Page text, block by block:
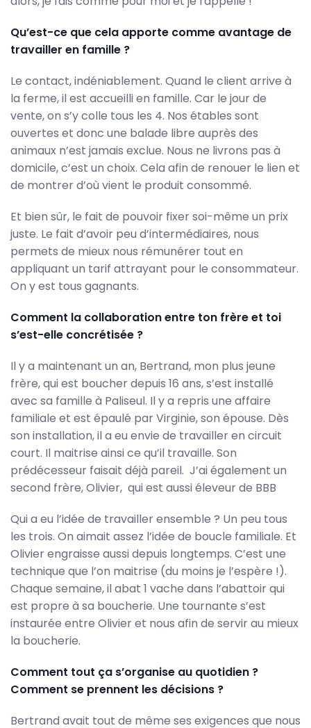
Qu’est-ce que cela apporte comme avantage de
travailler en famille ?
Le contact, indéniablement. Quand le client arrive à
la ferme, il est accueilli en famille. Car le jour de
vente, on s’y colle tous les 4. Nos étables sont
ouvertes et donc une balade libre auprès des
animaux n’est jamais exclue. Nous ne livrons pas à
domicile, c’est un choix. Cela afin de renouer le lien et
de montrer d’où vient le produit consommé.
Et bien sûr, le fait de pouvoir fixer soi-même un prix
juste. Le fait d’avoir peu d’intermédiaires, nous
permets de mieux nous rémunérer tout en
appliquant un tarif attrayant pour le consommateur.
On y est tous gagnants.
Comment la collaboration entre ton frère et toi
s’est-elle concrétisée ?
Il y a maintenant un an, Bertrand, mon plus jeune
frère, qui est boucher depuis 16 ans, s’est installé
avec sa famille à Paliseul. Il y a repris une affaire
familiale et est épaulé par Virginie, son épouse. Dès
son installation, il a eu envie de travailler en circuit
court. Il maitrise ainsi ce qu’il travaille. Son
prédécesseur faisait déjà pareil. J’ai également un
second frère, Olivier, qui est aussi éleveur de BBB
Qui a eu l’idée de travailler ensemble ? Un peu tous
les trois. On aimait assez l’idée de boucle familiale. Et
Olivier engraisse aussi depuis longtemps. C’est une
technique que l’on maitrise (du moins je l’espère !).
Chaque semaine, il abat 1 vache dans l’abattoir qui
est propre à sa boucherie. Une tournante s’est
instaurée entre Olivier et nous afin de servir au mieux
la boucherie.
Comment tout ça s’organise au quotidien ?
Comment se prennent les décisions ?
Bertrand avait tout de même ses exigences que nous